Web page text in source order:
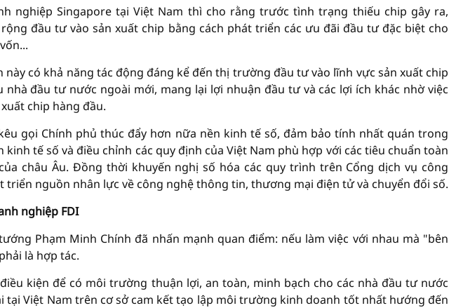
nghiệp Singapore tại Việt Nam thì cho rằng trước tình trạng thiếu chip gây ra,
đầu tư vào sản xuất chip bằng cách phát triển các ưu đãi đầu tư đặc biệt cho
này có khả năng tác động đáng kể đến thị trường đầu tư vào lĩnh vực sản xuất chip
nhà đầu tư nước ngoài mới, mang lại lợi nhuận đầu tư và các lợi ích khác nhờ việc
chip hàng đầu.
gọi Chính phủ thúc đẩy hơn nữa nền kinh tế số, đảm bảo tính nhất quán trong
tế số và điều chỉnh các quy định của Việt Nam phù hợp với các tiêu chuẩn toàn
châu Âu. Đồng thời khuyến nghị số hóa các quy trình trên Cổng dịch vụ công
triển nguồn nhân lực về công nghệ thông tin, thương mại điện tử và chuyển đổi số.
nghiệp FDI
Phạm Minh Chính đã nhấn mạnh quan điểm: nếu làm việc với nhau mà "bên
là hợp tác.
kiện để có môi trường thuận lợi, an toàn, minh bạch cho các nhà đầu tư nước
tại Việt Nam trên cơ sở cam kết tạo lập môi trường kinh doanh tốt nhất hướng đến